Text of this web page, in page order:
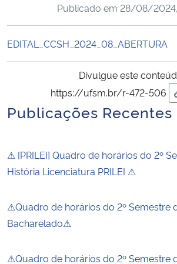
Ministério da Cidadania
Ministério da Saúde
Ministério de Minas e Energia
Ministério da Ciência, Tecnologia, Inovações e
Ministério do Turismo
Controladoria-Geral da União
Ministério da Mulher, da Família e dos Direitos
Publicado em 28/08/
EDITAL_CCSH_2024_08_ABERTURA
Divulgue este
https://ufsm.br/r-472-506
Publicações Recentes
⚠ [PRILEI] Quadro de horários do 2º
História Licenciatura PRILEI ⚠
⚠Quadro de horários do 2º Semestre
Bacharelado⚠
⚠Quadro de horários do 2º Semestre